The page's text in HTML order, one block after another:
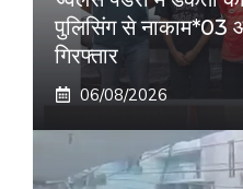
पुलिसिंग से नाकाम*03
गिरफ्तार
06/08/2026